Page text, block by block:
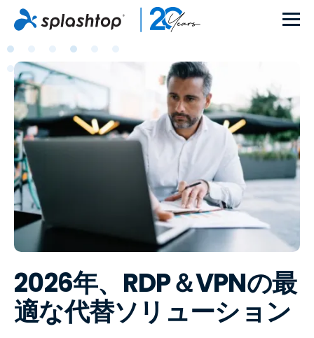
2026年、RDP＆VPNの最
適な代替ソリューション